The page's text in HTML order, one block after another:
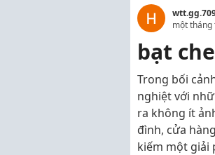
một
bạt
Trong bối
nghiệt với
ra không ít
đình, cửa
kiếm một giải